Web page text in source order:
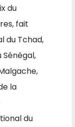
du
fait
du Tchad,
Sénégal,
la
du